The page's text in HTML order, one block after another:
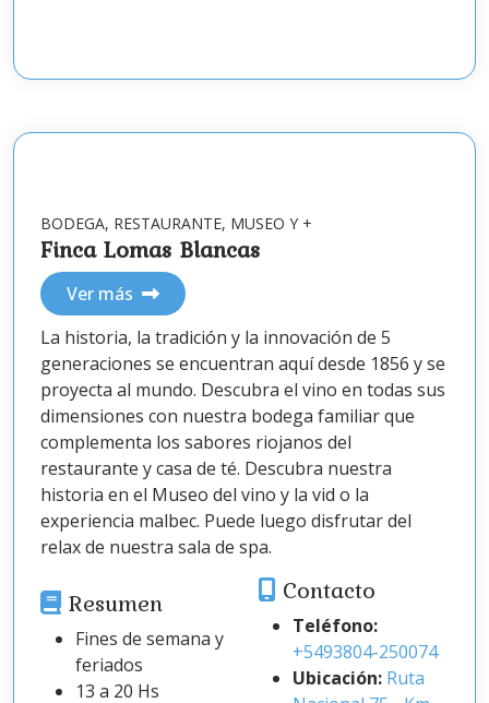
BODEGA, RESTAURANTE, MUSEO Y +
Finca Lomas Blancas
Ver más
La historia, la tradición y la innovación de 5
generaciones se encuentran aquí desde 1856 y se
proyecta al mundo. Descubra el vino en todas sus
dimensiones con nuestra bodega familiar que
complementa los sabores riojanos del
restaurante y casa de té. Descubra nuestra
historia en el Museo del vino y la vid o la
experiencia malbec. Puede luego disfrutar del
relax de nuestra sala de spa.
Resumen
Fines de semana y
feriados
13 a 20 Hs
Contacto
Teléfono:
+5493804-250074
Ubicación: Ruta